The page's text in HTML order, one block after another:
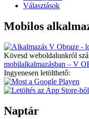
Választások
Mobilos
Kövesd weboldalunkról
mobilalkalmazásban – V
Ingyenesen letölthető:
Naptár